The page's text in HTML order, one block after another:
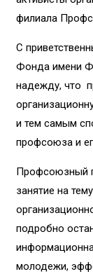
филиала
С
Фонда имени
надежду, что
и тем самым
профсоюза и
Профсоюзный
занятие на
подробно
молодежи,